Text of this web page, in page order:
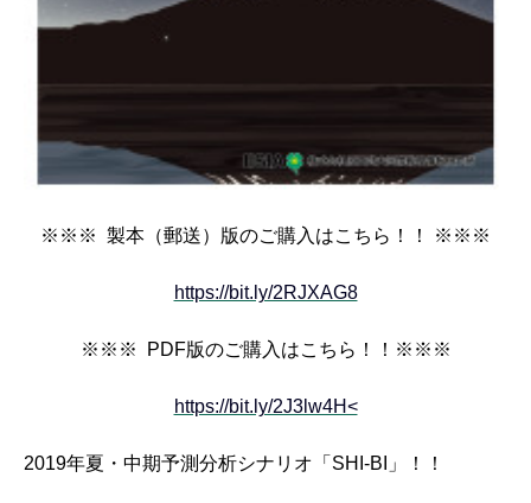
※※※ 製本（郵送）版のご購入はこちら！！ ※※※
https://bit.ly/2RJXAG8
※※※ PDF版のご購入はこちら！！※※※
https://bit.ly/2J3lw4H<
2019年夏・中期予測分析シナリオ「SHI-BI」！！